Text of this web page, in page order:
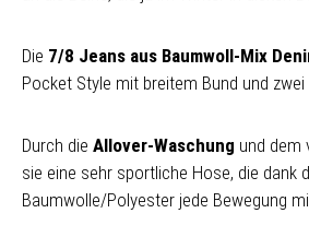
Die 7/8 Jeans aus Baumwoll-Mix
Pocket Style mit breitem Bund und
Durch die Allover-Waschung und dem
sie eine sehr sportliche Hose, die dank
Baumwolle/Polyester jede Bewegung